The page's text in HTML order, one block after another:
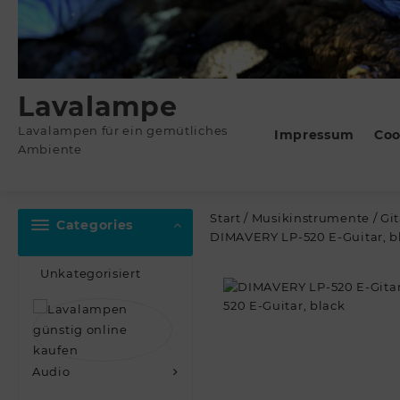
Lavalampe
Lavalampen für ein gemütliches
Ambiente
Impressum
Categories
Unkategorisiert
Audio
Start / Musikinstrumente /
DIMAVERY LP-520 E-Guitar,